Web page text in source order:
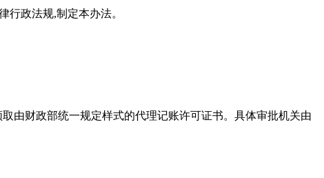
行政法规,制定本办法。
由财政部统一规定样式的代理记账许可证书。具体审批机关由